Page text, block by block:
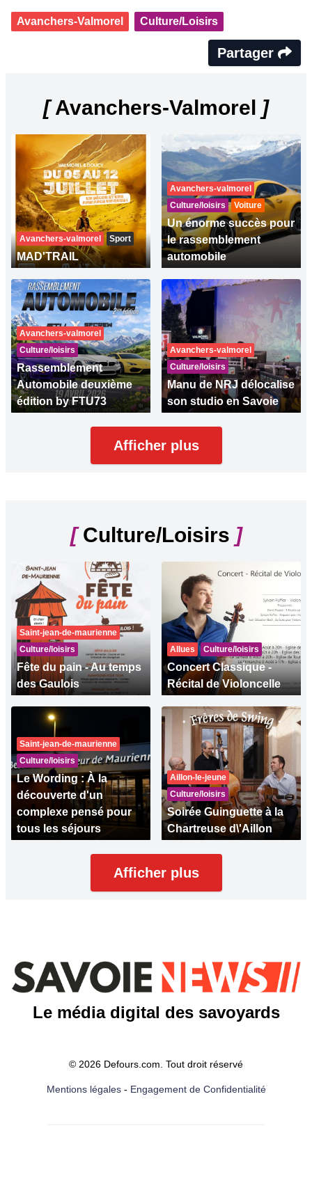
Avanchers-Valmorel Culture/Loisirs
Partager
[Avanchers-Valmorel ]
Avanchers-valmorel Sport
MAD'TRAIL
Avanchers-valmorel
Culture/loisirs
Voiture
Un énorme succès pour
le rassemblement
automobile
Avanchers-valmorel
Culture/loisirs
Rassemblement
Automobile deuxième
édition by FTU73
Avanchers-valmorel
Culture/loisirs
Manu de NRJ délocalise
son studio en Savoie
Afficher plus
[Culture/Loisirs ]
Saint-jean-de-maurienne
Culture/loisirs
Fête du pain - Au temps
des Gaulois
Allues Culture/loisirs
Concert Classique -
Récital de Violoncelle
Saint-jean-de-maurienne
Culture/loisirs
Le Wording : À la
découverte d'un
complexe pensé pour
tous les séjours
Aillon-le-jeune
Culture/loisirs
Soirée Guinguette à la
Chartreuse d\'Aillon
Afficher plus
Le média digital des savoyards
© 2026 Defours.com. Tout droit réservé
Mentions légales- Engagement de Confidentialité